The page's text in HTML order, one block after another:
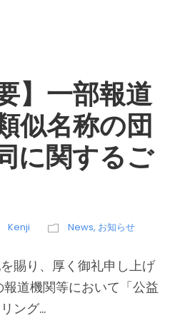
】一部報道
似名称の団
に関するご
Kenji News, お知らせ
賜り、厚く御礼申し上げ
道機関等において「公益
ング...